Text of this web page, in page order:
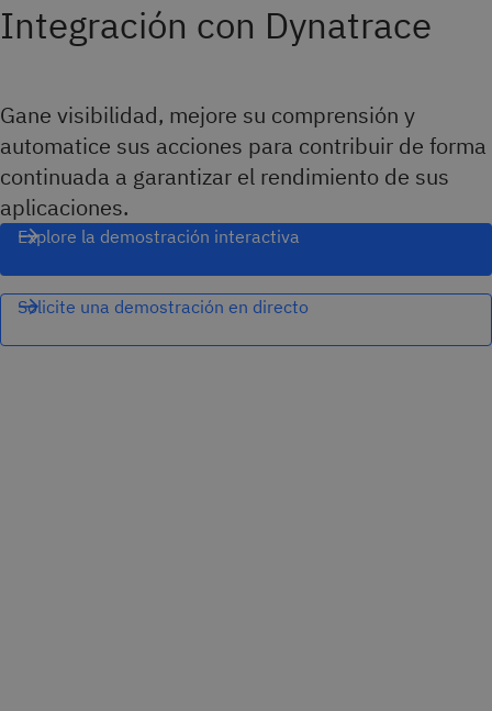
Integración con Dynatrace
Gane visibilidad, mejore su comprensión y
automatice sus acciones para contribuir de forma
continuada a garantizar el rendimiento de sus
aplicaciones.
Explore la demostración interactiva
Solicite una demostración en directo